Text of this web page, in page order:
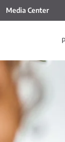
Media Center